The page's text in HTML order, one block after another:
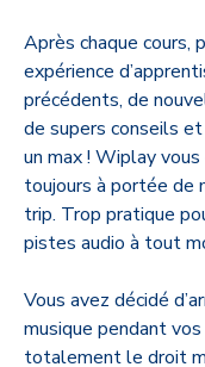
Après chaque cours,
expérience
précédents, de
de supers conseils
un max ! Wiplay
toujours à portée de
trip. Trop pratique
pistes audio à tout
Vous avez décidé
musique pendant
totalement le droit